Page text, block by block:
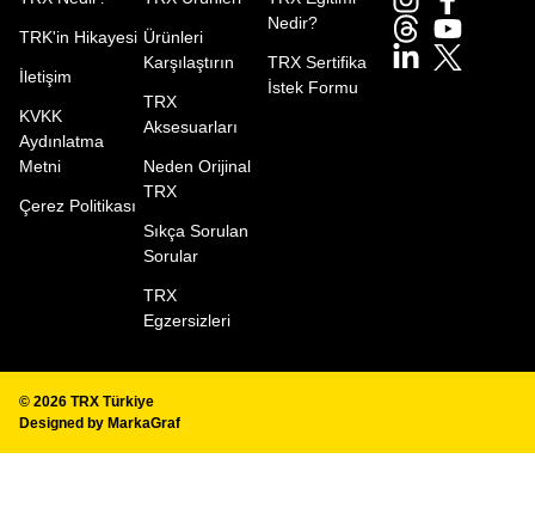
TRK'in Hikayesi
İletişim
KVKK
Aydınlatma
Metni
Çerez Politikası
Ürünleri
Karşılaştırın
TRX
Aksesuarları
Neden Orijinal
TRX
Sıkça Sorulan
Sorular
TRX
Egzersizleri
Nedir?
TRX Sertifika
İstek Formu
© 2026 TRX Türkiye
Designed by MarkaGraf